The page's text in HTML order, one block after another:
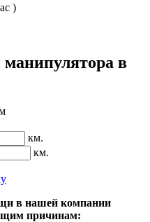
)
в
км.
км.
в нашей компании
причинам: